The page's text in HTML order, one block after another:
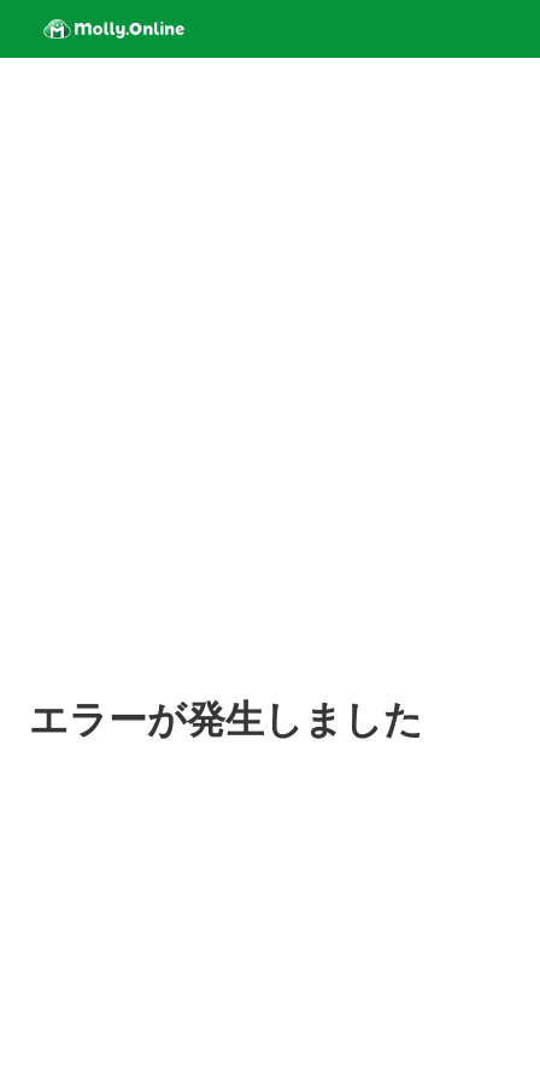
エラーが発生しました